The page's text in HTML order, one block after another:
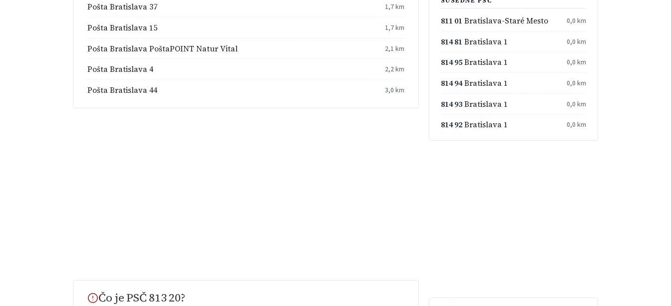
Pošta Bratislava 37 1,7 km
Pošta Bratislava 15 1,7 km
Pošta Bratislava PoštaPOINT Natur Vital 2,1 km
Pošta Bratislava 4 2,2 km
Pošta Bratislava 44 3,0 km
Čo je PSČ 813 20?
811 01 Bratislava-Staré Mesto 0,0 km
814 81 Bratislava 1 0,0 km
814 95Bratislava 1 0,0 km
814 94Bratislava 1 0,0 km
814 93Bratislava 1 0,0 km
814 92Bratislava 1 0,0 km